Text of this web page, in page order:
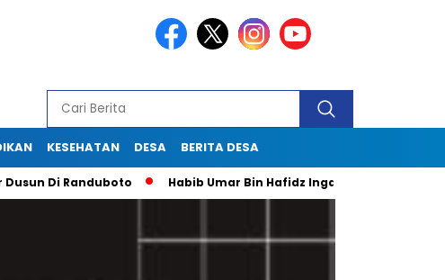
KESEHATAN DESA BERITA DESA
Habib Umar Bin Hafidz Ingatkan Warga Gresik Untuk